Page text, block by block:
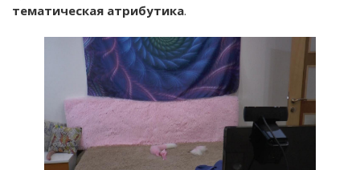
тематическая атрибутика.